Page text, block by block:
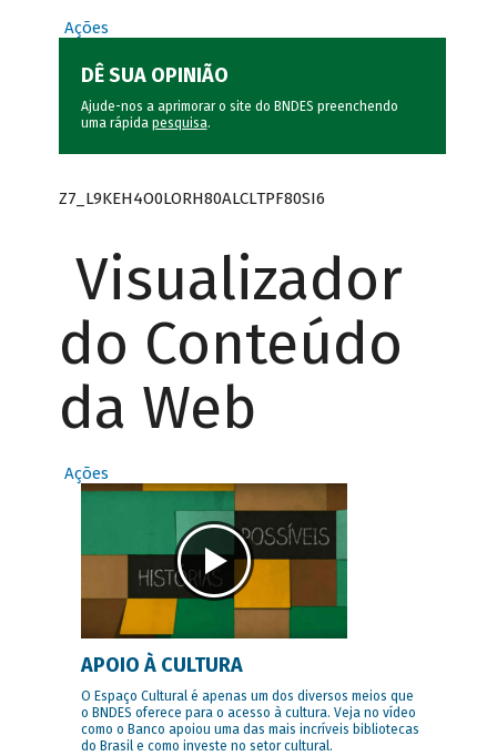
Ações
DÊ SUA OPINIÃO
Ajude-nos a aprimorar o site do BNDES preenchendo
uma rápida pesquisa.
Z7_L9KEH4O0LORH80ALCLTPF80SI6
Visualizador
do Conteúdo
da Web
Ações
APOIO À CULTURA
O Espaço Cultural é apenas um dos diversos meios que
o BNDES oferece para o acesso à cultura. Veja no vídeo
como o Banco apoiou uma das mais incríveis bibliotecas
do Brasil e como investe no setor cultural.